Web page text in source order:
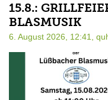
15.8.:
LASMUSIK
6. August 2026, 12:41,